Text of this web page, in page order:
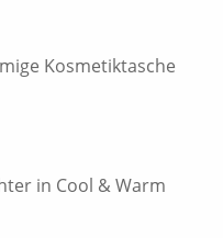
Kosmetiktasche
in Cool & Warm